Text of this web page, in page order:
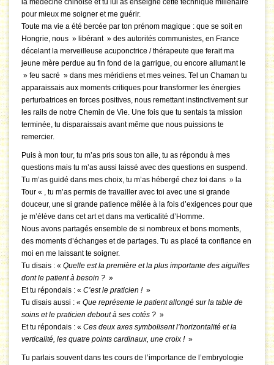
la médecine chinoise et tu lui as enseigné cette technique millénaire
pour mieux me soigner et me guérir.
Toute ma vie a été bercée par ton prénom magique : que se soit en
Hongrie, nous » libérant » des autorités communistes, en France
décelant la merveilleuse acuponctrice / thérapeute que ferait ma
jeune mère perdue au fin fond de la garrigue, ou encore allumant le
» feu sacré » dans mes méridiens et mes veines. Tel un Chaman tu
apparaissais aux moments critiques pour transformer les énergies
perturbatrices en forces positives, nous remettant instinctivement sur
les rails de notre Chemin de Vie. Une fois que tu sentais ta mission
terminée, tu disparaissais avant même que nous puissions te
remercier.
Puis à mon tour, tu m’as pris sous ton aile, tu as répondu à mes
questions mais tu m’as aussi laissé avec des questions en suspend.
Tu m’as guidé dans mes choix, tu m’as hébergé chez toi dans » la
Tour « , tu m’as permis de travailler avec toi avec une si grande
douceur, une si grande patience mêlée à la fois d’exigences pour que
je m’élève dans cet art et dans ma verticalité d’Homme.
Nous avons partagés ensemble de si nombreux et bons moments,
des moments d’échanges et de partages. Tu as placé ta confiance en
moi en me laissant te soigner.
Tu disais : « Quelle est la première et la plus importante des aiguilles
dont le patient à besoin ? »
Et tu répondais : « C’est le praticien ! »
Tu disais aussi : « Que représente le patient allongé sur la table de
soins et le praticien debout à ses cotés ? »
Et tu répondais : « Ces deux axes symbolisent l’horizontalité et la
verticalité, les quatre points cardinaux, une croix ! »
Tu parlais souvent dans tes cours de l’importance de l’embryologie